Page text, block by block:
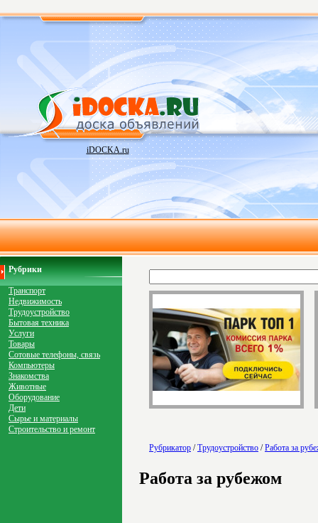
iDOCKA.ru
Рубрики
Транспорт
Недвижимость
Трудоустройство
Бытовая техника
Услуги
Товары
Сотовые телефоны, связь
Компьютеры
Знакомства
Животные
Оборудование
Дети
Сырье и материалы
Строительство и ремонт
Рубрикатор /Трудоустройство /Работа за
Работа за рубежом